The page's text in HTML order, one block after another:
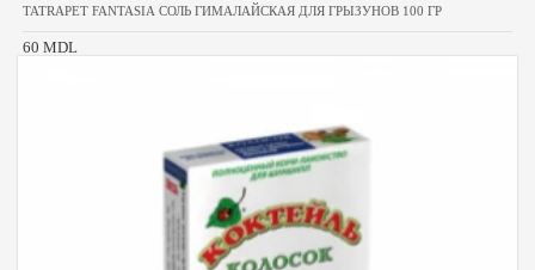
TATRAPET FANTASIA СОЛЬ ГИМАЛАЙСКАЯ ДЛЯ ГРЫЗУНОВ 100 ГР
60 MDL